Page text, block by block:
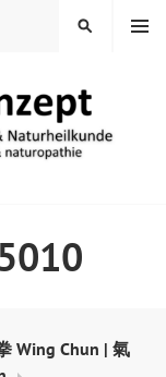
MENÜ
SUCHEN
Wing Chun | 氣